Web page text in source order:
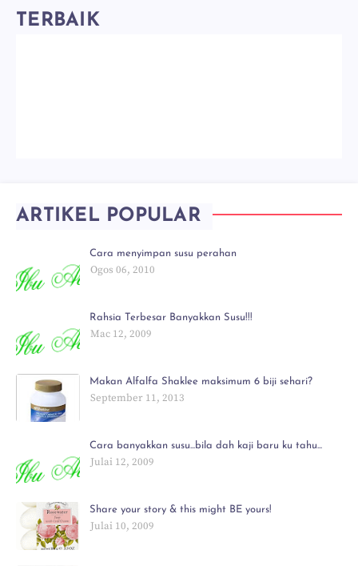
TERBAIK
ARTIKEL POPULAR
Cara menyimpan susu perahan
Ogos 06, 2010
Rahsia Terbesar Banyakkan Susu!!!
Mac 12, 2009
Makan Alfalfa Shaklee maksimum 6 biji sehari?
September 11, 2013
Cara banyakkan susu...bila dah kaji baru ku tahu...
Julai 12, 2009
Share your story & this might BE yours!
Julai 10, 2009